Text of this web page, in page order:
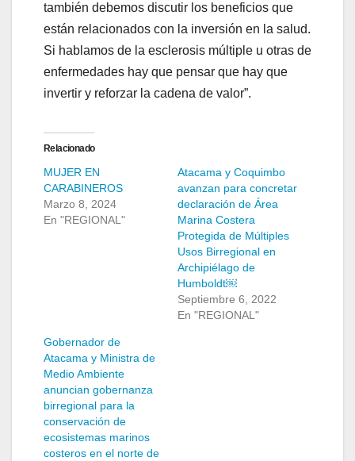
también debemos discutir los beneficios que
están relacionados con la inversión en la salud.
Si hablamos de la esclerosis múltiple u otras de
enfermedades hay que pensar que hay que
invertir y reforzar la cadena de valor”.
Relacionado
MUJER EN
CARABINEROS
Marzo 8, 2024
En "REGIONAL"
Atacama y Coquimbo
avanzan para concretar
declaración de Área
Marina Costera
Protegida de Múltiples
Usos Birregional en
Archipiélago de
Humboldt￼
Septiembre 6, 2022
En "REGIONAL"
Gobernador de
Atacama y Ministra de
Medio Ambiente
anuncian gobernanza
birregional para la
conservación de
ecosistemas marinos
costeros en el norte de